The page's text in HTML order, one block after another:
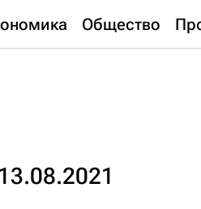
Общество